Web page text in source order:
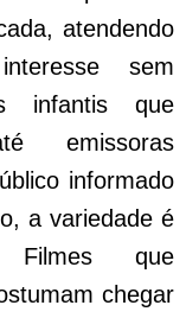
atendendo
sem
infantis que
emissoras
informado
a variedade é
Filmes que
chegar